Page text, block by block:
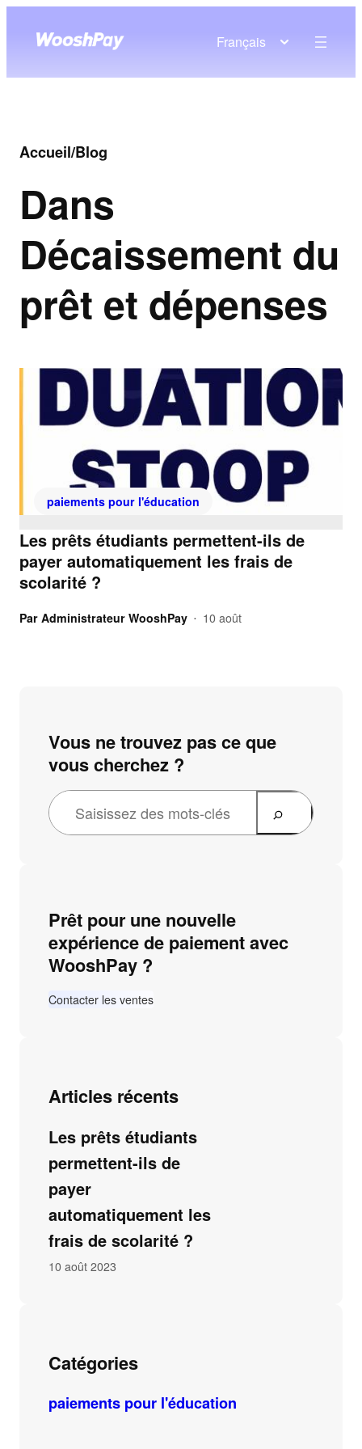
Français
Accueil/Blog
Dans
Décaissement du
prêt et dépenses
paiements pour l'éducation
Les prêts étudiants permettent-ils de
payer automatiquement les frais de
scolarité ?
Par Administrateur WooshPay • 10 août
Vous ne trouvez pas ce que
vous cherchez ?
Prêt pour une nouvelle
expérience de paiement avec
WooshPay ?
Contacter les ventes
Articles récents
Les prêts étudiants
permettent-ils de
payer
automatiquement les
frais de scolarité ?
10 août 2023
Catégories
paiements pour l'éducation